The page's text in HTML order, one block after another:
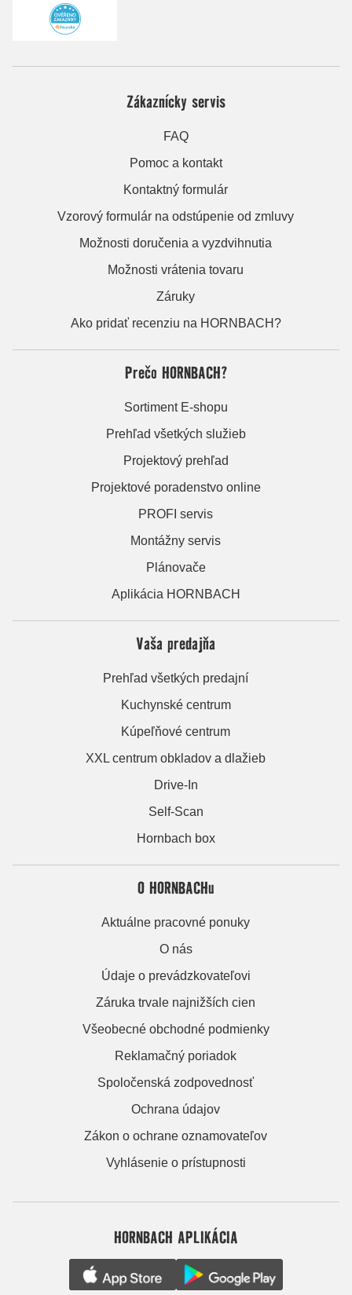
Zákaznícky servis
FAQ
Pomoc a kontakt
Kontaktný formulár
Vzorový formulár na odstúpenie od zmluvy
Možnosti doručenia a vyzdvihnutia
Možnosti vrátenia tovaru
Záruky
Ako pridať recenziu na HORNBACH?
Prečo HORNBACH?
Sortiment E-shopu
Prehľad všetkých služieb
Projektový prehľad
Projektové poradenstvo online
PROFI servis
Montážny servis
Plánovače
Aplikácia HORNBACH
Vaša predajňa
Prehľad všetkých predajní
Kuchynské centrum
Kúpeľňové centrum
XXL centrum obkladov a dlažieb
Drive-In
Self-Scan
Hornbach box
O HORNBACHu
Aktuálne pracovné ponuky
O nás
Údaje o prevádzkovateľovi
Záruka trvale najnižších cien
Všeobecné obchodné podmienky
Reklamačný poriadok
Spoločenská zodpovednosť
Ochrana údajov
Zákon o ochrane oznamovateľov
Vyhlásenie o prístupnosti
HORNBACH APLIKÁCIA